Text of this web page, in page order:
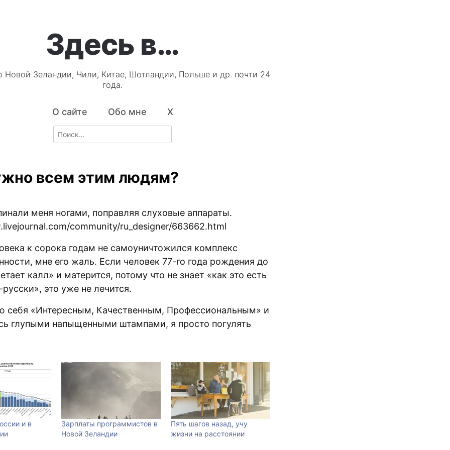
Здесь в…
Новой Зеландии, Чили, Китае, Шотландии, Польше и др. почти 24
года.
О сайте Обо мне X
Search
for:
всем этим людям?
меня ногами, поправляя слуховые аппараты.
community/ru_designer/663662.html
к сорока годам не самоуничтожился комплекс
мне его жаль. Если человек 77-го года рождения до
калл» и матерится, потому что не знает «как это есть
русски», это уже не лечится.
себя «Интересным, Качественным, Профессиональным» и
глупыми напыщенными штампами, я просто погулять
и в
Зарплаты программистов в
Новой Зеландии
Пять шагов назад, учу
жизни на расстоянии